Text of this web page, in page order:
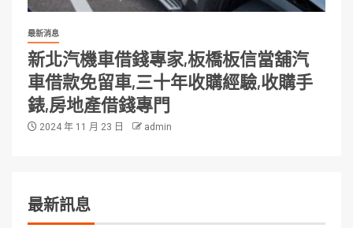
最新消息
新北汽機車借錢專家,板橋板信當舖汽
車借款免留車,三十年收購經驗,收購手
錶,房地產借錢專門
2024 年 11 月 23 日 admin
最新訊息